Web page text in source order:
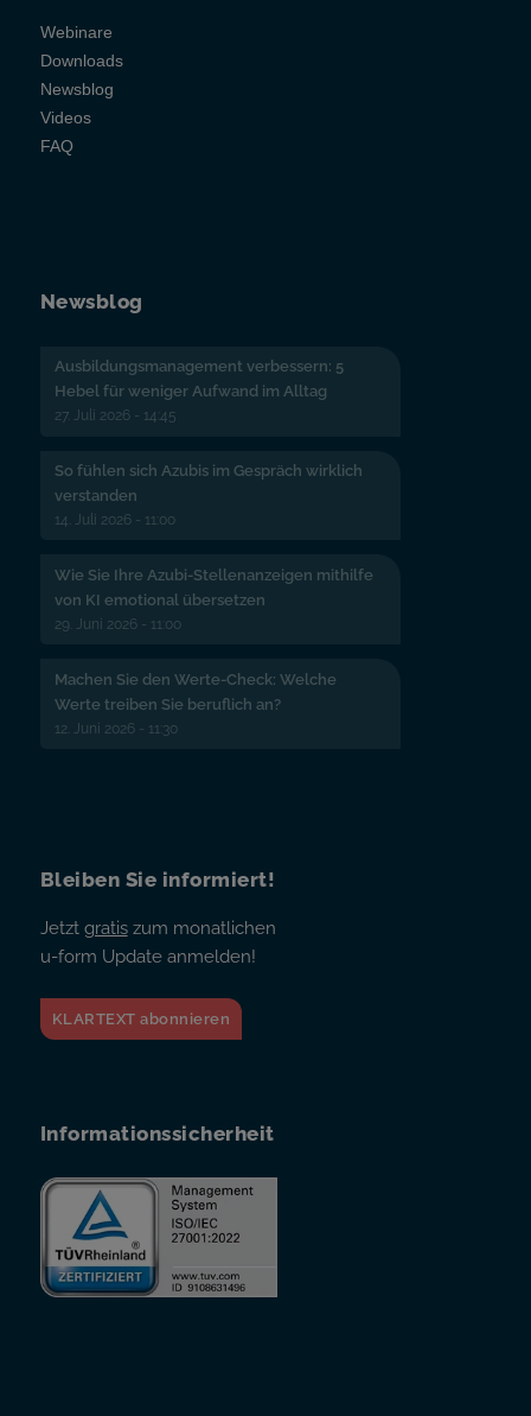
Webinare
Downloads
Newsblog
Videos
FAQ
Newsblog
Ausbildungsmanagement verbessern: 5
Hebel für weniger Aufwand im Alltag
27. Juli 2026 - 14:45
So fühlen sich Azubis im Gespräch wirklich
verstanden
14. Juli 2026 - 11:00
Wie Sie Ihre Azubi-Stellenanzeigen mithilfe
von KI emotional übersetzen
29. Juni 2026 - 11:00
Machen Sie den Werte-Check: Welche
Werte treiben Sie beruflich an?
12. Juni 2026 - 11:30
Bleiben Sie informiert!
Jetzt gratiszum monatlichen
u-form Update anmelden!
KLARTEXT abonnieren
Informationssicherheit